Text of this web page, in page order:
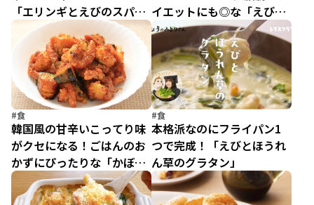
「エリンギとえびのスパイ
シーごはん」
イエットにも◎な「えびは
んぺんつくね」の献立
#食
韓国風の甘辛いこってり味
がクセになる！ごはんのお
かずにぴったりな「かぼち
ゃとえびのコチュマヨがら
め」
#食
本格派なのにフライパン1
つで完成！「えびとほうれ
ん草のグラタン」